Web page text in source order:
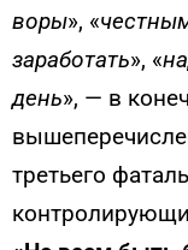
воры», «
заработать», «
день», — в
третьего